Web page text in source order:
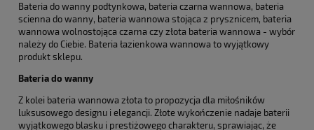
Bateria do wanny podtynkowa, bateria czarna wannowa, bateria
scienna do wanny, bateria wannowa stojąca z prysznicem, bateria
wannowa wolnostojąca czarna czy złota bateria wannowa - wybór
należy do Ciebie. Bateria łazienkowa wannowa to wyjątkowy
produkt sklepu.
Bateria do wanny
Z kolei bateria wannowa złota to propozycja dla miłośników
luksusowego designu i elegancji. Złote wykończenie nadaje baterii
wyjątkowego blasku i prestiżowego charakteru, sprawiając, że